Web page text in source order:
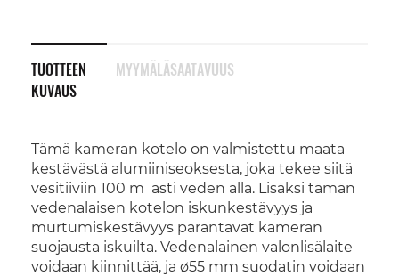
TUOTTEEN
KUVAUS
Tämä kameran kotelo on valmistettu maata
kestävästä alumiiniseoksesta, joka tekee siitä
vesitiiviin 100 m asti veden alla. Lisäksi tämän
vedenalaisen kotelon iskunkestävyys ja
murtumiskestävyys parantavat kameran
suojausta iskuilta. Vedenalainen valonlisälaite
voidaan kiinnittää, ja ø55 mm suodatin voidaan
MYYMÄLÄSAATAVUUS